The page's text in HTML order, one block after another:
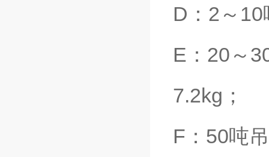
D：2～
E：20～
7.2kg；
F：50吨